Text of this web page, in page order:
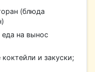
(блюда
на вынос
и закуски;